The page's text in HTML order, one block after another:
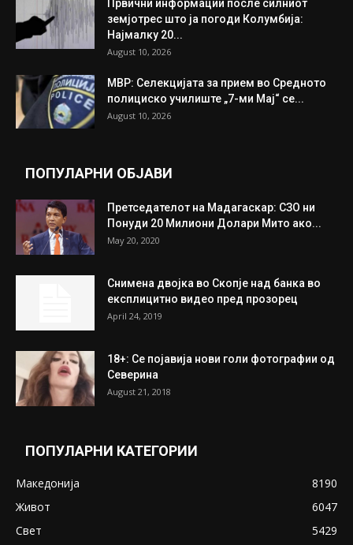
Првични информации после силниот
земјотрес што ја погоди Колумбија:
Најмалку 20...
August 10, 2026
МВР: Селекцијата за прием во Средното
полициско училиште „7-ми Мај“ се...
August 10, 2026
ПОПУЛАРНИ ОБЈАВИ
Претседателот на Мадагаскар: СЗО ни
Понуди 20 Милиони Долари Мито ако...
May 20, 2020
Снимена двојка во Скопје над банка во
експлицитно видео пред прозорец
April 24, 2019
18+: Се појавија нови голи фотографии од
Северина
August 21, 2018
ПОПУЛАРНИ КАТЕГОРИИ
Македонија
8190
Живот
6047
Свет
5429